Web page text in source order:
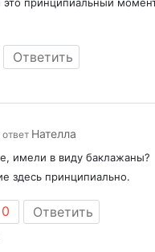
Ответить
ответ Нателла
имели в виду баклажаны?
здесь принципиально.
0 Ответить